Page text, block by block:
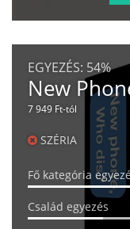
EGYEZÉS: 54%
New
7 949 Ft-tól
SZÉRIA
Fő kategória
Család egyezés